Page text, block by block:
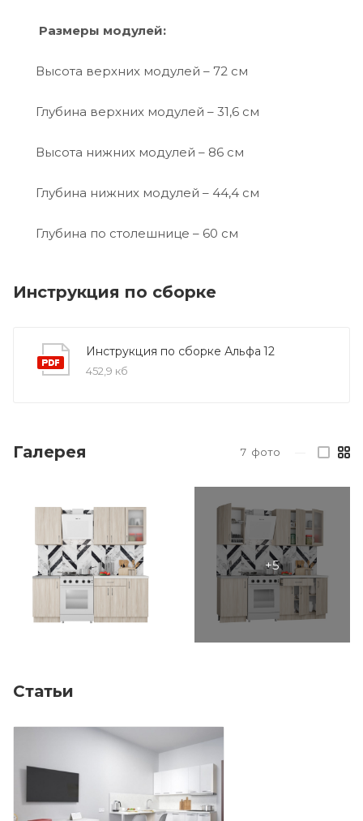
Размеры модулей:
Высота верхних модулей – 72 см
Глубина верхних модулей – 31,6 см
Высота нижних модулей – 86 см
Глубина нижних модулей – 44,4 см
Глубина по столешнице – 60 см
Инструкция по сборке
Инструкция по сборке Альфа 12
452,9 кб
Галерея 7 фото
Статьи